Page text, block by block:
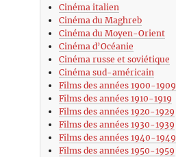
Cinéma italien
Cinéma du Maghreb
Cinéma du Moyen-Orient
Cinéma d’Océanie
Cinéma russe et soviétique
Cinéma sud-américain
Films des années 1900-1909
Films des années 1910-1919
Films des années 1920-1929
Films des années 1930-1939
Films des années 1940-1949
Films des années 1950-1959